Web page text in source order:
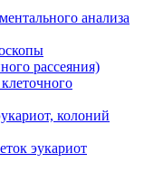
анализа
рассеяния)
колоний
эукариот